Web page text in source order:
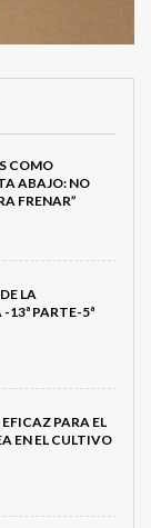
COMO
ABAJO: NO
FRENAR”
LA
13ª PARTE-5ª
PARA EL
EN EL CULTIVO